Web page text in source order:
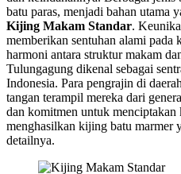
batu paras, menjadi bahan utama
Kijing Makam Standar.
memberikan sentuhan alami pada
harmoni antara struktur makam
Tulungagung dikenal sebagai
Indonesia. Para pengrajin di
tangan terampil mereka dari
dan komitmen untuk menciptakan
menghasilkan kijing batu marmer
detailnya.